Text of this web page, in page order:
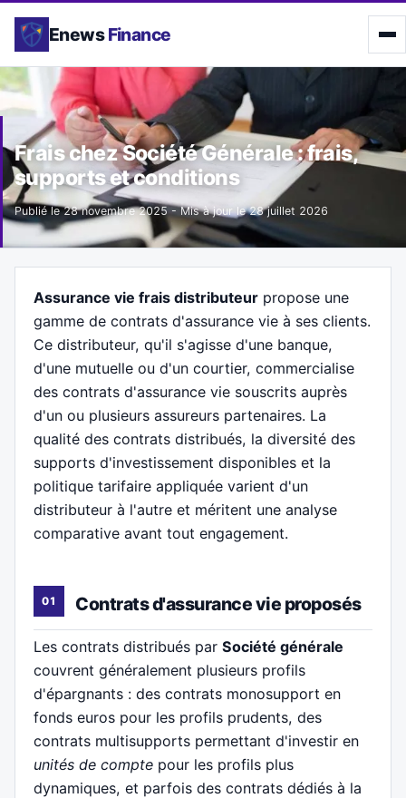
Enews Finance
Frais chez Société Générale : frais,
supports et conditions
Publié le28 novembre 2025- Mis à jour le28 juillet 2026
Assurance vie frais distributeur propose une
gamme de contrats d'assurance vie à ses clients.
Ce distributeur, qu'il s'agisse d'une banque,
d'une mutuelle ou d'un courtier, commercialise
des contrats d'assurance vie souscrits auprès
d'un ou plusieurs assureurs partenaires. La
qualité des contrats distribués, la diversité des
supports d'investissement disponibles et la
politique tarifaire appliquée varient d'un
distributeur à l'autre et méritent une analyse
comparative avant tout engagement.
Contrats d'assurance vie proposés
Les contrats distribués par Société générale
couvrent généralement plusieurs profils
d'épargnants : des contrats monosupport en
fonds euros pour les profils prudents, des
contrats multisupports permettant d'investir en
unités de compte pour les profils plus
dynamiques, et parfois des contrats dédiés à la